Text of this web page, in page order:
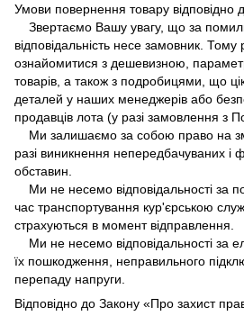
Умови повернення товару відповідно
Звертаємо Вашу увагу, що за
відповідальність несе замовник.
ознайомитися з дешевизною,
товарів, а також з подробицями, що
деталей у наших менеджерів або
продавців лота (у разі замовлення з
Ми залишаємо за собою право на
разі виникнення непередбачуваних
обставин.
Ми не несемо відповідальності за
час транспортування кур'єрською
страхуються в момент відправлення.
Ми не несемо відповідальності за
їх пошкодження, неправильного
перепаду напруги.
Відповідно до Закону «Про захист